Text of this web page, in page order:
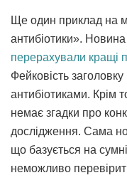
Ще один приклад на
антибіотики».
перерахували кращі
Фейковість
антибіотиками. Крім
немає згадки про
дослідження. Сама
що базується на
неможливо